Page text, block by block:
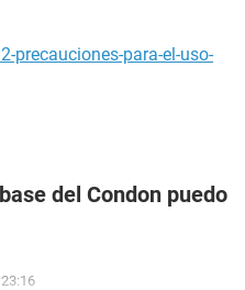
para-el-uso-
del Condon puedo